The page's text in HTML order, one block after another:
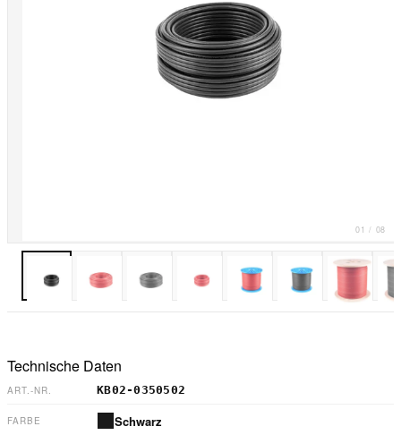
01 / 08
Technische Daten
ART.-NR. KB02-0350502
FARBE Schwarz